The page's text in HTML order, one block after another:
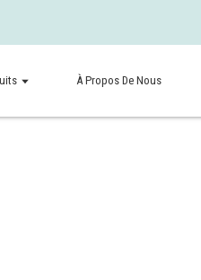
À Propos De Nous